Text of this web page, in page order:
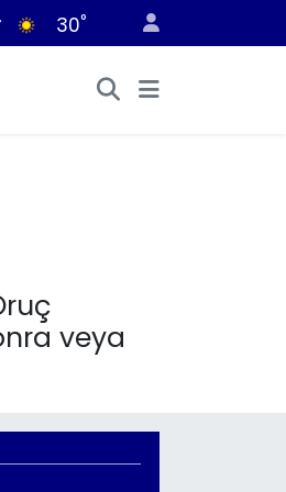
30°
veya